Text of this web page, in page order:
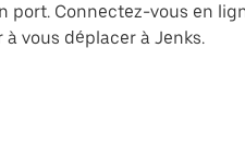
port. Connectez-vous en
vous déplacer à Jenks.